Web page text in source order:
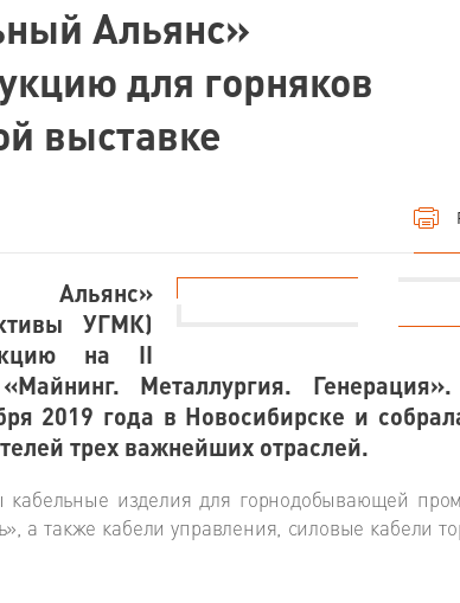
Альянс»
для горняков
выставке
Альянс»
УГМК)
на II
Металлургия.
2019 года в Новосибирске и
трех важнейших отраслей.
изделия для горнодобывающей
а также кабели управления, силовые кабели